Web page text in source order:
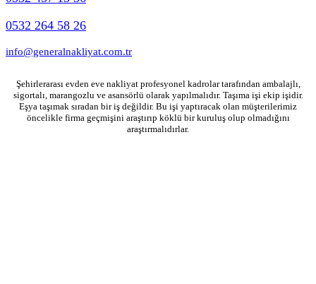
0532 264 58 26
info@generalnakliyat.com.tr
Şehirlerarası evden eve nakliyat profesyonel kadrolar tarafından ambalajlı,
sigortalı, marangozlu ve asansörlü olarak yapılmalıdır. Taşıma işi ekip işidir.
Eşya taşımak sıradan bir iş değildir. Bu işi yaptıracak olan müşterilerimiz
öncelikle firma geçmişini araştırıp köklü bir kuruluş olup olmadığını
araştırmalıdırlar.